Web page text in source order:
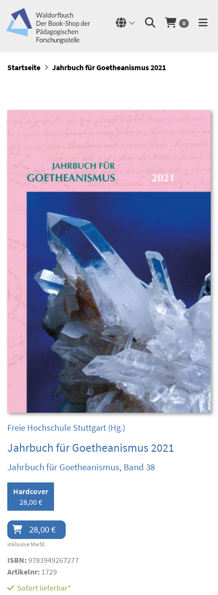
0
Startseite Jahrbuch für Goetheanismus 2021
Freie Hochschule Stuttgart (Hg.)
Jahrbuch für Goetheanismus 2021
Jahrbuch für Goetheanismus, Band 38
Hardcover
28,00 €
28,00 €
inklusive MwSt.
ISBN: 9783949267277
Artikelnr: 1729
Sofort lieferbar*